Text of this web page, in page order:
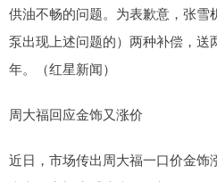
供油不畅的问题。为表歉意，张雪
泵出现上述问题的）两种补偿，送
年。（红星新闻）
周大福回应金饰又涨价
近日，市场传出周大福一口价金饰